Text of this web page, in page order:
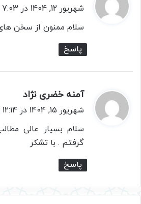
ف
:
شهریور 12, 1404 در 7:03 ب.ظ
سلام ممنون از سخن
پاسخ
آمنه خضری نژاد
ف
شهریور 15, 1404 در 12:14 ق.ظ
سلام بسیار عالی
گرفتم . با تشکر
پاسخ